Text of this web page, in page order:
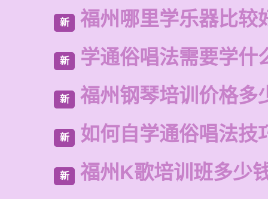
新 福州哪里学乐器比较
新 学通俗唱法需要学什
新 福州钢琴培训价格多
新 如何自学通俗唱法技
新 福州K歌培训班多少